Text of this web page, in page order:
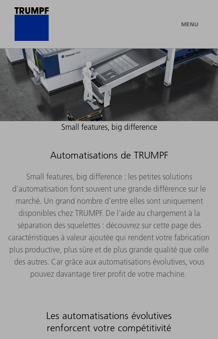
MENU
Small features, big difference
Automatisations de TRUMPF
Small features, big difference ​: les petites solutions
d'automatisation font souvent une grande différence sur le
marché. Un grand nombre d'entre elles sont uniquement
disponibles chez TRUMPF. De l'aide au chargement à la
séparation des squelettes : découvrez sur cette page des
caractéristiques à valeur ajoutée qui rendent votre fabrication
plus productive, plus sûre et de plus grande qualité que celle
des autres. Car grâce aux automatisations évolutives, vous
pouvez davantage tirer profit de votre machine.
Les automatisations évolutives
renforcent votre compétitivité